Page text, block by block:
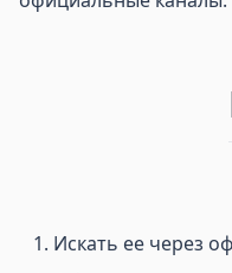
Искать ее через